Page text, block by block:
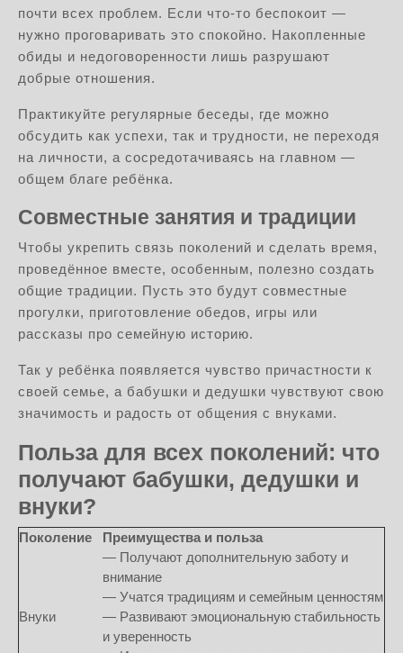
почти всех проблем. Если что-то беспокоит —
нужно проговаривать это спокойно. Накопленные
обиды и недоговоренности лишь разрушают
добрые отношения.
Практикуйте регулярные беседы, где можно
обсудить как успехи, так и трудности, не переходя
на личности, а сосредотачиваясь на главном —
общем благе ребёнка.
Совместные занятия и традиции
Чтобы укрепить связь поколений и сделать время,
проведённое вместе, особенным, полезно создать
общие традиции. Пусть это будут совместные
прогулки, приготовление обедов, игры или
рассказы про семейную историю.
Так у ребёнка появляется чувство причастности к
своей семье, а бабушки и дедушки чувствуют свою
значимость и радость от общения с внуками.
Польза для всех поколений: что
получают бабушки, дедушки и
внуки?
Поколение Преимущества и польза
Внуки
— Получают дополнительную заботу и
внимание
— Учатся традициям и семейным ценностям
— Развивают эмоциональную стабильность
и уверенность